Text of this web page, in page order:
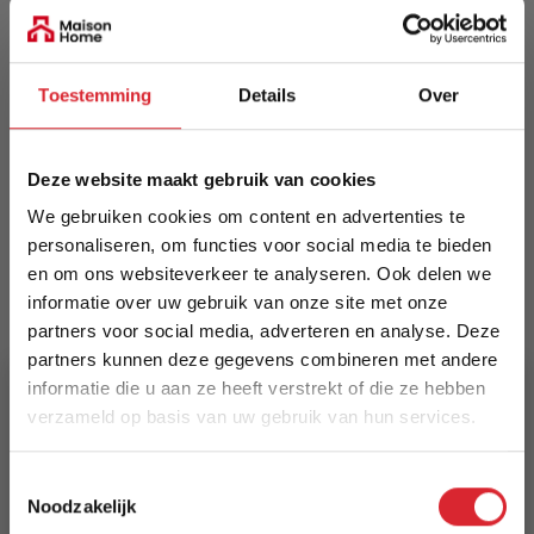
Toestemming Details Over
Deze website maakt gebruik van cookies
We gebruiken cookies om content en advertenties te
personaliseren, om functies voor social media te bieden
en om ons websiteverkeer te analyseren. Ook delen we
informatie over uw gebruik van onze site met onze
partners voor social media, adverteren en analyse. Deze
partners kunnen deze gegevens combineren met andere
informatie die u aan ze heeft verstrekt of die ze hebben
verzameld op basis van uw gebruik van hun services.
Noodzakelijk
EAN
Informeer naar de actuele levertijd
Kleur
56
Maat
200 x 290 cm
290 cm